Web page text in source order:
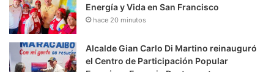
Energía y Vida en San Francisco
hace 20 minutos
Alcalde Gian Carlo Di Martino reinauguró
el Centro de Participación Popular